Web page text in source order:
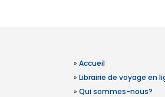
» Accueil
» Librairie de voyage en
» Qui sommes-nous?